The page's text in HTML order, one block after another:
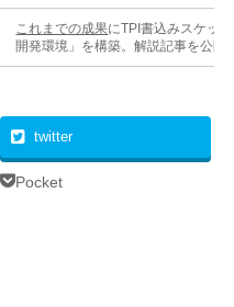
これまでの成果にTPI書込みスケッ
開発環境」を構築。解説記事を公開
twitter
Pocket